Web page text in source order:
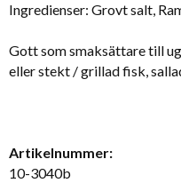
Ingredienser: Grovt salt,
Gott som smaksättare till
eller stekt / grillad fisk,
Artikelnummer:
10-3040b